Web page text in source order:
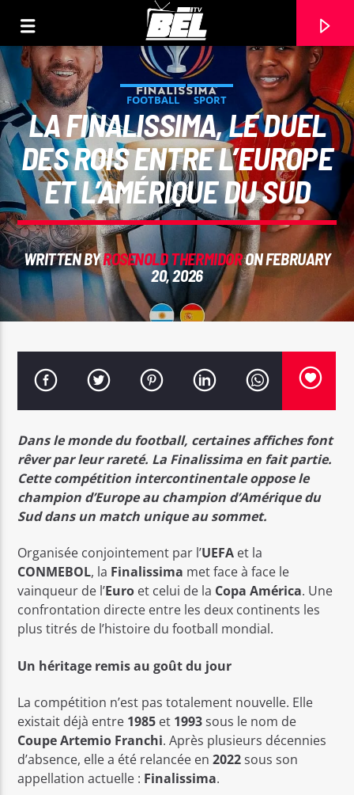
CURRENT TRACK
TITLE
Bel Tv Radio
FOOTBALL SPORT
LA FINALISSIMA, LE DUEL
DES ROIS ENTRE L’EUROPE
ET L’AMÉRIQUE DU SUD
WRITTEN BYROSENOLD THERMIDORON FEBRUARY
20, 2026
Dans le monde du football, certaines affiches font
rêver par leur rareté. La Finalissima en fait partie.
Cette compétition intercontinentale oppose le
champion d’Europe au champion d’Amérique du
Sud dans un match unique au sommet.
Organisée conjointement par l’UEFA et la
CONMEBOL, la Finalissima met face à face le
vainqueur de l’Euro et celui de la Copa América. Une
confrontation directe entre les deux continents les
plus titrés de l’histoire du football mondial.
Un héritage remis au goût du jour
La compétition n’est pas totalement nouvelle. Elle
existait déjà entre 1985 et 1993sous le nom de
Coupe Artemio Franchi. Après plusieurs décennies
d’absence, elle a été relancée en2022sous son
appellation actuelle : Finalissima.